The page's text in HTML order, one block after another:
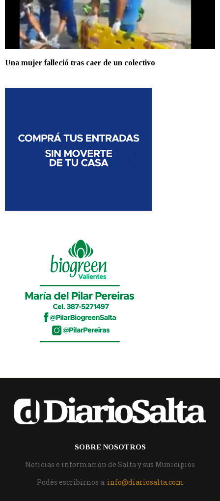
Una mujer falleció tras caer de un colectivo
SOBRE NOSOTROS
Noticias e información de Salta y sus Municipios
Podés escribirnos a: info@diariosalta.com